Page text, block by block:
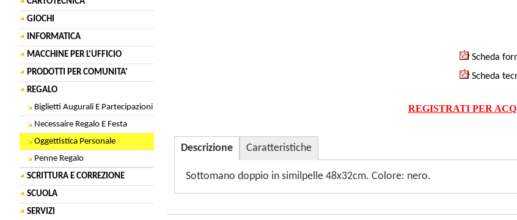
GIOCHI
INFORMATICA
MACCHINE PER L'UFFICIO
PRODOTTI PER COMUNITA'
REGALO
Biglietti Augurali E Partecipazioni
Necessaire Regalo E Festa
Oggettistica Personale
Penne Regalo
SCRITTURA E CORREZIONE
SCUOLA
SERVIZI
Scheda
Scheda
REGISTRATI PER
Descrizione Caratteristiche
Sottomano doppio in similpelle 48x32cm. Colore: nero.